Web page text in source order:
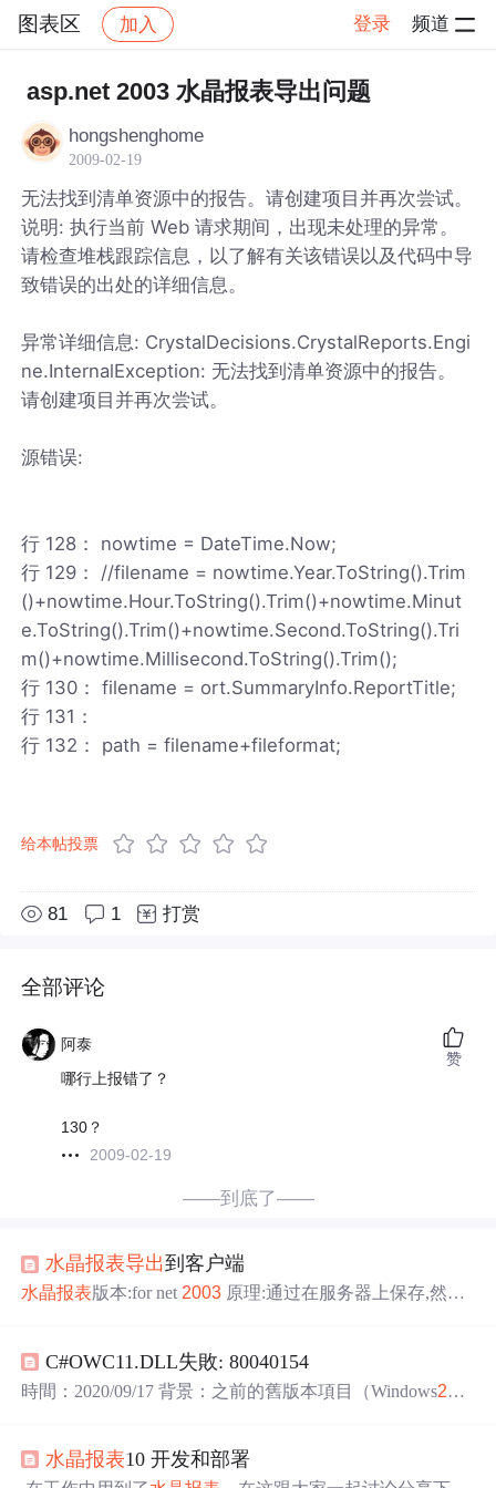
图表区 加入 登录 频道
图表区 帖子详情
asp.net 2003 水晶报表导出问题
hongshenghome
2009-02-19
无法找到清单资源中的报告。请创建项目并再次尝试。
说明: 执行当前 Web 请求期间，出现未处理的异常。
请检查堆栈跟踪信息，以了解有关该错误以及代码中导
致错误的出处的详细信息。
异常详细信息: CrystalDecisions.CrystalReports.Engi
ne.InternalException: 无法找到清单资源中的报告。
请创建项目并再次尝试。
源错误:
行 128： nowtime = DateTime.Now;
行 129： //filename = nowtime.Year.ToString().Trim
()+nowtime.Hour.ToString().Trim()+nowtime.Minut
e.ToString().Trim()+nowtime.Second.ToString().Tri
m()+nowtime.Millisecond.ToString().Trim();
行 130： filename = ort.SummaryInfo.ReportTitle;
行 131：
行 132： path = filename+fileformat;
给本帖投票
81 1 打赏
全部评论
阿泰
哪行上报错了？
130？
2009-02-19
赞
——到底了——
水晶报表导出到客户端
水晶报表版本:for net 2003 原理:通过在服务器上保存,然后
newCrystalDecisions.Shared.DiskFileDestinationOptions();myrp
t.E...
C#OWC11.DLL失敗: 80040154
時間：2020/09/17 背景：之前的舊版本項目（Windows200
由於發生下列錯誤，為具有 CLSID {0002E559-0000-0000-
C000-000000000046} 的元件擷取 COM Class Factory 失敗:
水晶报表10 开发和部署